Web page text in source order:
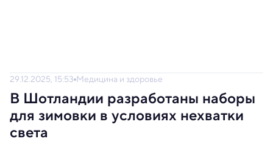
29.12.2025, 15:53 Медицина и здоровье
В Шотландии разработаны наборы
для зимовки в условиях нехватки
света